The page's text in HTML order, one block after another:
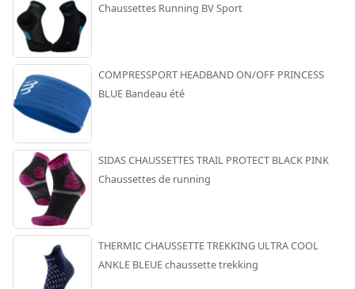
Chaussettes Running BV Sport
COMPRESSPORT HEADBAND ON/OFF PRINCESS
BLUE Bandeau été
SIDAS CHAUSSETTES TRAIL PROTECT BLACK PINK
Chaussettes de running
THERMIC CHAUSSETTE TREKKING ULTRA COOL
ANKLE BLEUE chaussette trekking